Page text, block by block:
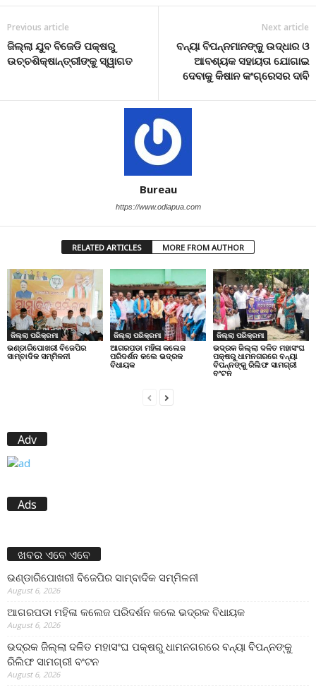
Previous article
ଜିଲ୍ଲା ଯୁବ ବିଜେଡି ପକ୍ଷରୁ
ଉଚ୍ଚଶିକ୍ଷାନ୍ତ୍ରୀଙ୍କୁ ସ୍ୱାଗତ
Next article
ବନ୍ୟା ବିପନ୍ନମାନଙ୍କୁ ଉଦ୍ଧାର ଓ
ଆବଶ୍ୟକ ସହାୟତା ଯୋଗାଇ
ଦେବାକୁ କିଷାନ କଂଗ୍ରେସର ଦାବି
Bureau
https://www.odiapua.com
RELATED ARTICLES MORE FROM AUTHOR
ଜିଲ୍ଲା ପରିକ୍ରମା
ଭଣ୍ଡାରିପୋଖରୀ ବିଜେପିର
ସାମ୍ବାଦିକ ସମ୍ମିଳନୀ
ଜିଲ୍ଲା ପରିକ୍ରମା
ଆଗରପଡା ମହିଳା କଲେଜ
ପରିଦର୍ଶନ କଲେ ଭଦ୍ରକ
ବିଧାୟକ
ଜିଲ୍ଲା ପରିକ୍ରମା
ଭଦ୍ରକ ଜିଲ୍ଲା ଦଳିତ ମହାସଂଘ
ପକ୍ଷରୁ ଧାମନଗରରେ ବନ୍ୟା
ବିପନ୍ନଙ୍କୁ ରିଲିଫ ସାମଗ୍ରୀ
ବଂଟନ
Adv
Ads
ଖବର ଏବେ ଏବେ
ଭଣ୍ଡାରିପୋଖରୀ ବିଜେପିର ସାମ୍ବାଦିକ ସମ୍ମିଳନୀ
August 6, 2026
ଆଗରପଡା ମହିଳା କଲେଜ ପରିଦର୍ଶନ କଲେ ଭଦ୍ରକ ବିଧାୟକ
August 6, 2026
ଭଦ୍ରକ ଜିଲ୍ଲା ଦଳିତ ମହାସଂଘ ପକ୍ଷରୁ ଧାମନଗରରେ ବନ୍ୟା ବିପନ୍ନଙ୍କୁ
ରିଲିଫ ସାମଗ୍ରୀ ବଂଟନ
August 6, 2026